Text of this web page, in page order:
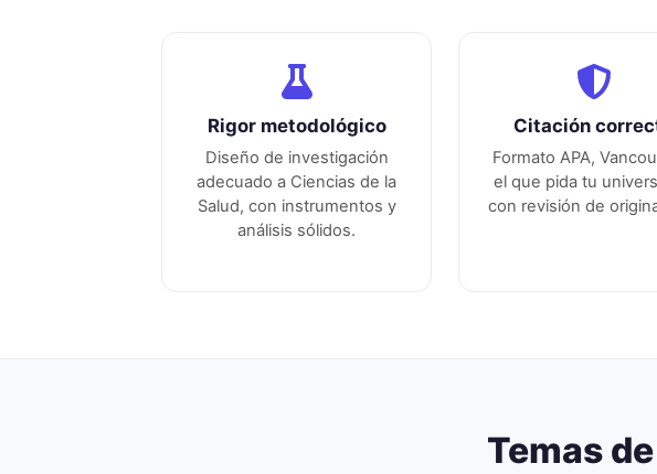
Rigor metodológico
Diseño de investigación
adecuado a Ciencias de la
Salud, con instrumentos y
análisis sólidos.
Citación
Formato APA,
el que pida tu
con revisión de
Temas